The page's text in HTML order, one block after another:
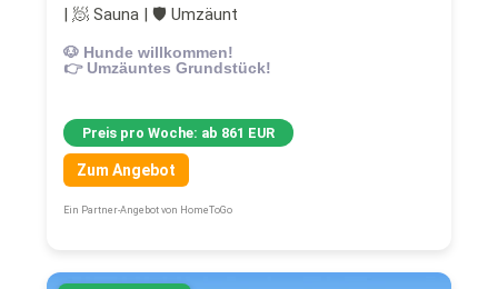
| 🧖 Sauna | 🛡 Umzäunt
🐶 Hunde willkommen!
👉 Umzäuntes Grundstück!
Preis pro Woche: ab 861 EUR
Zum Angebot
Ein Partner-Angebot von HomeToGo